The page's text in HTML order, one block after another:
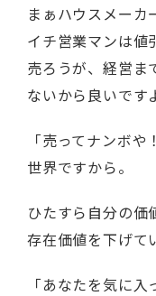
まぁハウスメーカ
イチ営業マンは値
売ろうが、経営ま
ないから良いです
「売ってナンボや
世界ですから。
ひたすら自分の価
存在価値を下げて
「あなたを気に入